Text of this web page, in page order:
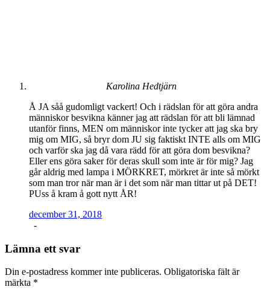
Karolina Hedtjärn
Å JA såå gudomligt vackert! Och i rädslan för att göra andra
människor besvikna känner jag att rädslan för att bli lämnad
utanför finns, MEN om människor inte tycker att jag ska bry
mig om MIG, så bryr dom JU sig faktiskt INTE alls om MIG
och varför ska jag då vara rädd för att göra dom besvikna?
Eller ens göra saker för deras skull som inte är för mig? Jag
går aldrig med lampa i MÖRKRET, mörkret är inte så mörkt
som man tror när man är i det som när man tittar ut på DET!
PUss å kram å gott nytt ÅR!
december 31, 2018
-
Lämna ett svar
Din e-postadress kommer inte publiceras. Obligatoriska fält är
märkta *